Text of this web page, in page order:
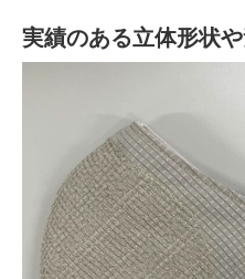
実績のある立体形状